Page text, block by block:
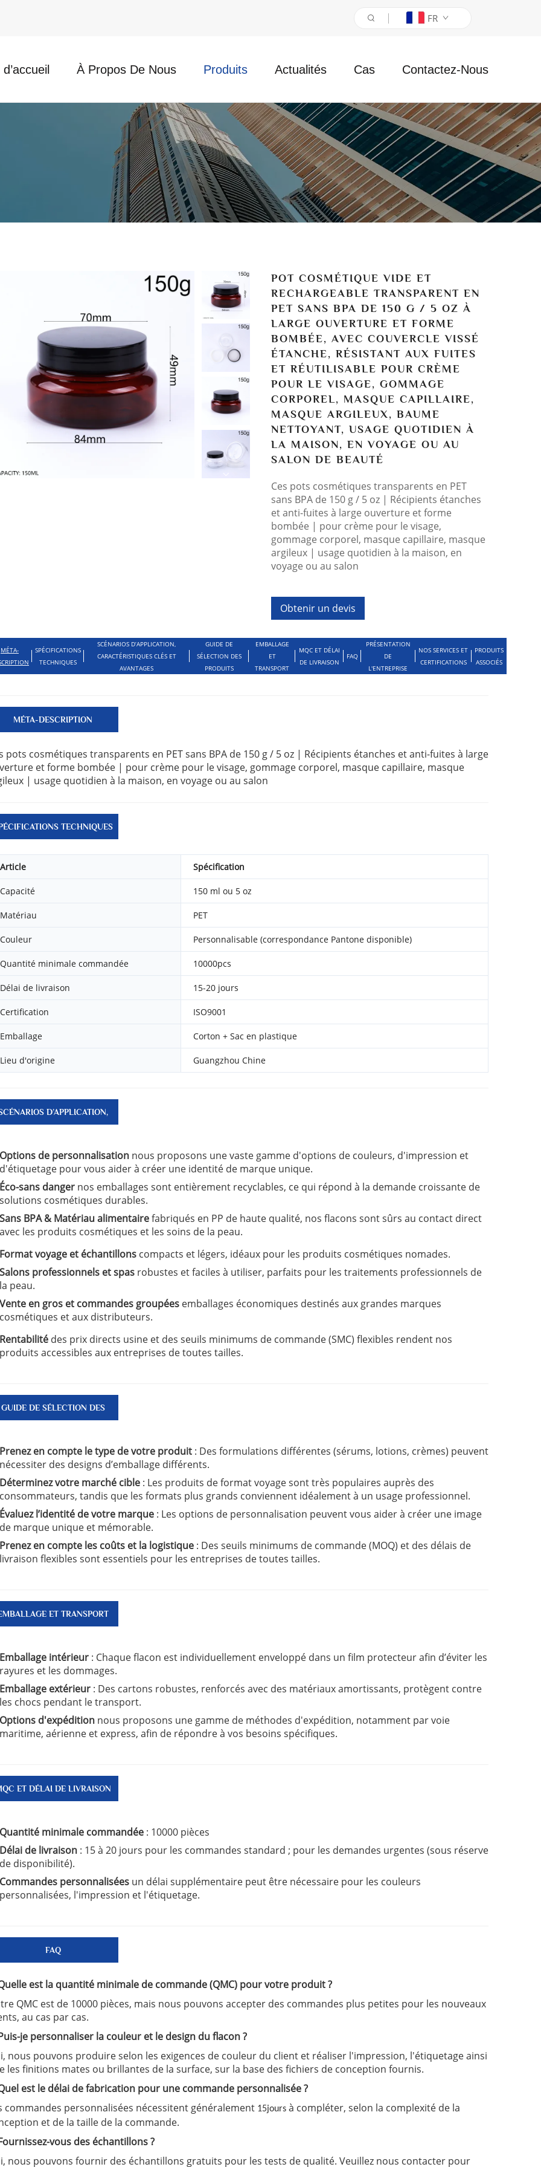
FR
À Propos De Nous Produits Actualités Cas Contactez-Nous
POT COSMÉTIQUE VIDE ET
RECHARGEABLE TRANSPARENT EN
PET SANS BPA DE 150 G / 5 OZ À
LARGE OUVERTURE ET FORME
BOMBÉE, AVEC COUVERCLE VISSÉ
ÉTANCHE, RÉSISTANT AUX FUITES
ET RÉUTILISABLE POUR CRÈME
POUR LE VISAGE, GOMMAGE
CORPOREL, MASQUE CAPILLAIRE,
MASQUE ARGILEUX, BAUME
NETTOYANT, USAGE QUOTIDIEN À
LA MAISON, EN VOYAGE OU AU
SALON DE BEAUTÉ
Ces pots cosmétiques transparents en PET
sans BPA de 150 g / 5 oz | Récipients étanches
et anti-fuites à large ouverture et forme
bombée | pour crème pour le visage,
gommage corporel, masque capillaire, masque
argileux | usage quotidien à la maison, en
voyage ou au salon
Obtenir un devis
MÉTA-
SPÉCIFICATIONS
TECHNIQUES
SCÉNARIOS D’APPLICATION,
CARACTÉRISTIQUES CLÉS ET
AVANTAGES
GUIDE DE
SÉLECTION DES
PRODUITS
EMBALLAGE
ET
TRANSPORT
MQC ET DÉLAI
DE LIVRAISON
FAQ
PRÉSENTATION
DE
L'ENTREPRISE
NOS SERVICES ET
CERTIFICATIONS
PRODUITS
ASSOCIÉS
MÉTA-DESCRIPTION
pots cosmétiques transparents en PET sans BPA de 150 g / 5 oz | Récipients étanches et anti-fuites à large
et forme bombée | pour crème pour le visage, gommage corporel, masque capillaire, masque
| usage quotidien à la maison, en voyage ou au salon
TECHNIQUES
Article Spécification
Capacité 150 ml ou 5 oz
Matériau PET
Couleur Personnalisable (correspondance Pantone disponible)
Quantité minimale commandée 10000pcs
Délai de livraison 15-20 jours
Certification ISO9001
Emballage Corton + Sac en plastique
Lieu d'origine Guangzhou Chine
D’APPLICATION,
AVANTAGES
Options de personnalisation nous proposons une vaste gamme d'options de couleurs, d'impression et
d'étiquetage pour vous aider à créer une identité de marque unique.
Éco-sans danger nos emballages sont entièrement recyclables, ce qui répond à la demande croissante de
solutions cosmétiques durables.
Sans BPA & Matériau alimentairefabriqués en PP de haute qualité, nos flacons sont sûrs au contact direct
avec les produits cosmétiques et les soins de la peau.
Format voyage et échantillons compacts et légers, idéaux pour les produits cosmétiques nomades.
Salons professionnels et spas robustes et faciles à utiliser, parfaits pour les traitements professionnels de
la peau.
Vente en gros et commandes groupées emballages économiques destinés aux grandes marques
cosmétiques et aux distributeurs.
Rentabilité des prix directs usine et des seuils minimums de commande (SMC) flexibles rendent nos
produits accessibles aux entreprises de toutes tailles.
GUIDE DE SÉLECTION DES
Prenez en compte le type de votre produit : Des formulations différentes (sérums, lotions, crèmes) peuvent
nécessiter des designs d’emballage différents.
Déterminez votre marché cible : Les produits de format voyage sont très populaires auprès des
consommateurs, tandis que les formats plus grands conviennent idéalement à un usage professionnel.
Évaluez l’identité de votre marque : Les options de personnalisation peuvent vous aider à créer une image
de marque unique et mémorable.
Prenez en compte les coûts et la logistique : Des seuils minimums de commande (MOQ) et des délais de
livraison flexibles sont essentiels pour les entreprises de toutes tailles.
ET TRANSPORT
Emballage intérieur : Chaque flacon est individuellement enveloppé dans un film protecteur afin d’éviter les
rayures et les dommages.
Emballage extérieur : Des cartons robustes, renforcés avec des matériaux amortissants, protègent contre
les chocs pendant le transport.
Options d'expédition nous proposons une gamme de méthodes d'expédition, notamment par voie
maritime, aérienne et express, afin de répondre à vos besoins spécifiques.
ET DÉLAI DE LIVRAISON
Quantité minimale commandée : 10000 pièces
Délai de livraison : 15 à 20 jours pour les commandes standard ; pour les demandes urgentes (sous réserve
de disponibilité).
Commandes personnalisées un délai supplémentaire peut être nécessaire pour les couleurs
personnalisées, l'impression et l'étiquetage.
FAQ
est la quantité minimale de commande (QMC) pour votre produit ?
QMC est de 10000 pièces, mais nous pouvons accepter des commandes plus petites pour les nouveaux
au cas par cas.
je personnaliser la couleur et le design du flacon ?
nous pouvons produire selon les exigences de couleur du client et réaliser l'impression, l'étiquetage ainsi
les finitions mates ou brillantes de la surface, sur la base des fichiers de conception fournis.
est le délai de fabrication pour une commande personnalisée ?
commandes personnalisées nécessitent généralement 15jours à compléter, selon la complexité de la
et de la taille de la commande.
vous des échantillons ?
nous pouvons fournir des échantillons gratuits pour les tests de qualité. Veuillez nous contacter pour